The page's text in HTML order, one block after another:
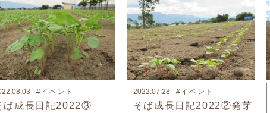
#イベント
ば成長日記2022③
2022.07.28 #イベント
そば成長日記2022②発芽